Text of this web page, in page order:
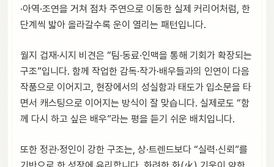
·아역·조연을 거쳐 점차 주연으로 이동한 실제 커리어처럼, 한
단계씩 밟아 올라갈수록 운이 열리는 패턴입니다.
월지 겁재·시지 비견은 “팀·동료·인맥을 통해 기회가 확장되는
구조”입니다. 함께 작업한 감독·작가·배우들과의 인연이 다음
작품으로 이어지고, 현장에서의 성실함과 태도가 입소문을 타
면서 캐스팅으로 이어지는 방식이 잘 맞습니다. 실제로도 “함
께 다시 하고 싶은 배우”라는 평을 듣기 쉬운 배치입니다.
또한 정관·정인이 강한 구조는, 상·트렌드보다 “실력·신뢰”를